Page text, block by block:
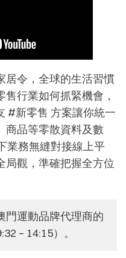
居令，全球的生活習慣
行業如何抓緊機會，
#新零售 方案讓你統一
商品等零散資料及數
業務無縫對接線上平
局觀，準確把握全方位
門運動品牌代理商的
– 14:15）。